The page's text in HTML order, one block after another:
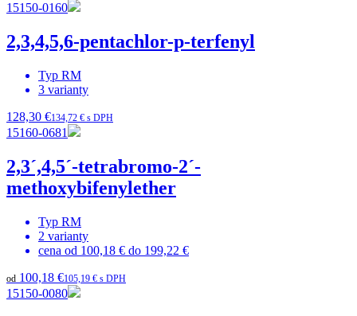
15150-0160
2,3,4,5,6-pentachlor-p-terfenyl
Typ RM
3 varianty
128,30 €134,72 € s DPH
15160-0681
2,3´,4,5´-tetrabromo-2´-
methoxybifenylether
Typ RM
2 varianty
cena od 100,18 € do 199,22 €
od 100,18 €105,19 € s DPH
15150-0080